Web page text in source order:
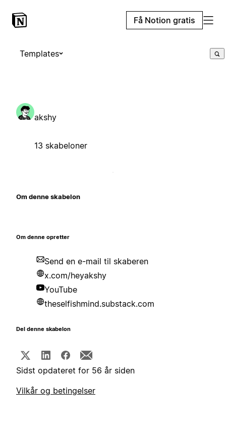
Få Notion gratis
Templates
akshy
13 skabeloner
Om denne skabelon
Om denne opretter
Send en e-mail til skaberen
x.com/heyakshy
YouTube
theselfishmind.substack.com
Del denne skabelon
Sidst opdateret for 56 år siden
Vilkår og betingelser